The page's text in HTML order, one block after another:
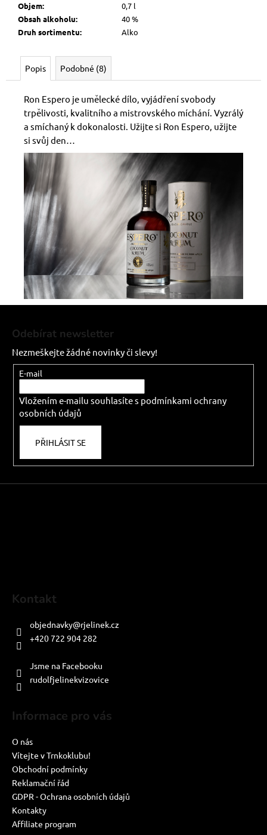
Objem:
0,7 l
Obsah alkoholu:
40 %
Druh sortimentu: Alko
Popis Podobné (8)
Ron Espero je umělecké dílo, vyjádření svobody
trpělivosti, kvalitního a mistrovského míchání. Vyzrálý
a smíchaný k dokonalosti. Užijte si Ron Espero, užijte
si svůj den…
Odebírat newsletter
Nezmeškejte žádné novinky či slevy!
E-mail
Vložením e-mailu souhlasíte s podmínkami ochrany
osobních údajů
PŘIHLÁSIT SE
Kontakt
objednavky@rjelinek.cz
+420 722 904 282
Jsme na Facebooku
rudolfjelinekvizovice
Informace pro vás
O nás
Vítejte v Trnkoklubu!
Obchodní podmínky
Reklamační řád
GDPR - Ochrana osobních údajů
Kontakty
Affiliate program